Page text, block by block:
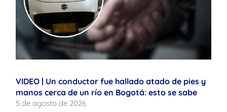
VIDEO | Un conductor fue hallado atado de pies y
manos cerca de un río en Bogotá: esto se sabe
5 de agosto de 2026